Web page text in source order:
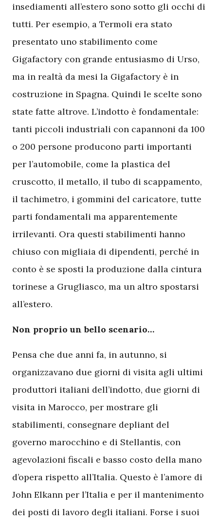
insediamenti all’estero sono sotto gli occhi di
tutti. Per esempio, a Termoli era stato
presentato uno stabilimento come
Gigafactory con grande entusiasmo di Urso,
ma in realtà da mesi la Gigafactory è in
costruzione in Spagna. Quindi le scelte sono
state fatte altrove. L’indotto è fondamentale:
tanti piccoli industriali con capannoni da 100
o 200 persone producono parti importanti
per l’automobile, come la plastica del
cruscotto, il metallo, il tubo di scappamento,
il tachimetro, i gommini del caricatore, tutte
parti fondamentali ma apparentemente
irrilevanti. Ora questi stabilimenti hanno
chiuso con migliaia di dipendenti, perché in
conto è se sposti la produzione dalla cintura
torinese a Grugliasco, ma un altro spostarsi
all’estero.
Non proprio un bello scenario…
Pensa che due anni fa, in autunno, si
organizzavano due giorni di visita agli ultimi
produttori italiani dell’indotto, due giorni di
visita in Marocco, per mostrare gli
stabilimenti, consegnare depliant del
governo marocchino e di Stellantis, con
agevolazioni fiscali e basso costo della mano
d’opera rispetto all’Italia. Questo è l’amore di
John Elkann per l’Italia e per il mantenimento
dei posti di lavoro degli italiani. Forse i suoi